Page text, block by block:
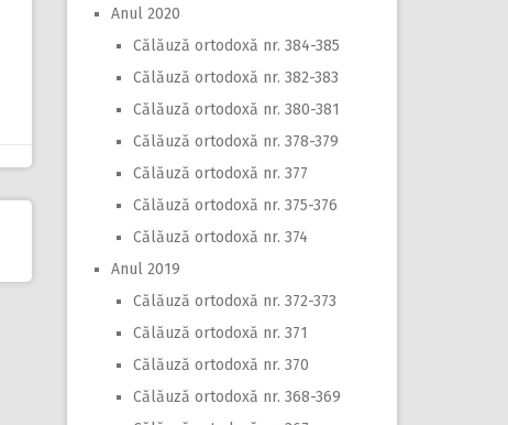
Anul 2020
Călăuză ortodoxă nr. 384-385
Călăuză ortodoxă nr. 382-383
Călăuză ortodoxă nr. 380-381
Călăuză ortodoxă nr. 378-379
Călăuză ortodoxă nr. 377
Călăuză ortodoxă nr. 375-376
Călăuză ortodoxă nr. 374
Anul 2019
Călăuză ortodoxă nr. 372-373
Călăuză ortodoxă nr. 371
Călăuză ortodoxă nr. 370
Călăuză ortodoxă nr. 368-369